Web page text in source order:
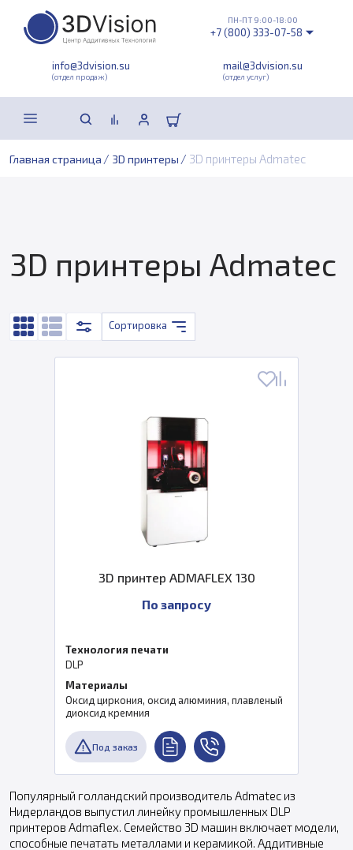
info@3dvision.su
(отдел продаж)
mail@3dvision.su
(отдел услуг)
ПН-ПТ 9:00-18:00
+7 (800) 333-07-58
Главная страница / 3D принтеры / 3D принтеры Admatec
3D принтеры Admatec
Сортировка
3D принтер ADMAFLEX 130
По запросу
Технология печати
DLP
Материалы
Оксид циркония, оксид алюминия, плавленый
диоксид кремния
Под заказ
Популярный голландский производитель Admatec из
Нидерландов выпустил линейку промышленных DLP
принтеров Admaflex. Семейство 3D машин включает модели,
способные печатать металлами и керамикой. Аддитивные